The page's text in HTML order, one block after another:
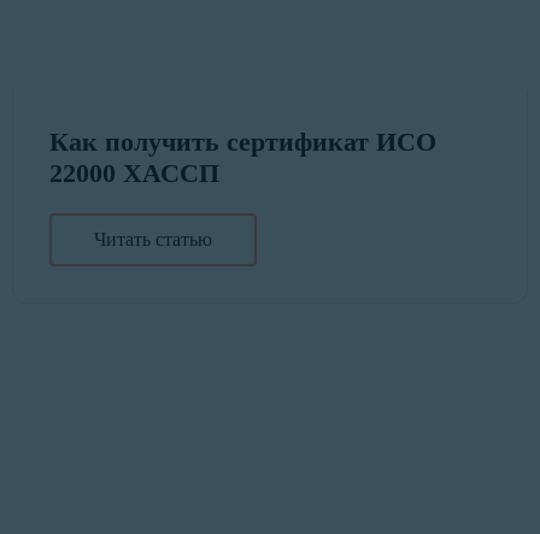
Как получить сертификат ИСО
22000 ХАССП
Читать статью